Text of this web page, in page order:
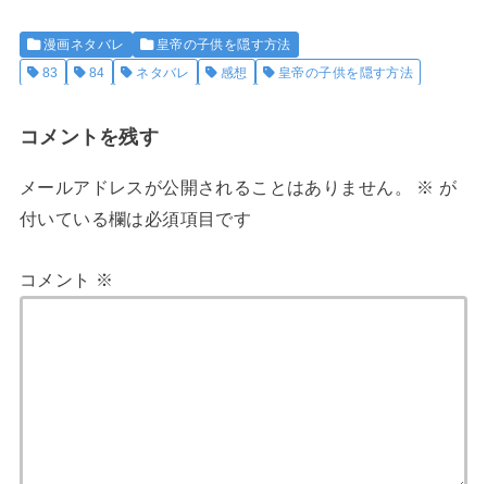
漫画ネタバレ
皇帝の子供を隠す方法
83
84 ネタバレ 感想 皇帝の子供を隠す方法
コメントを残す
メールアドレスが公開されることはありません。 ※ が
付いている欄は必須項目です
コメント ※